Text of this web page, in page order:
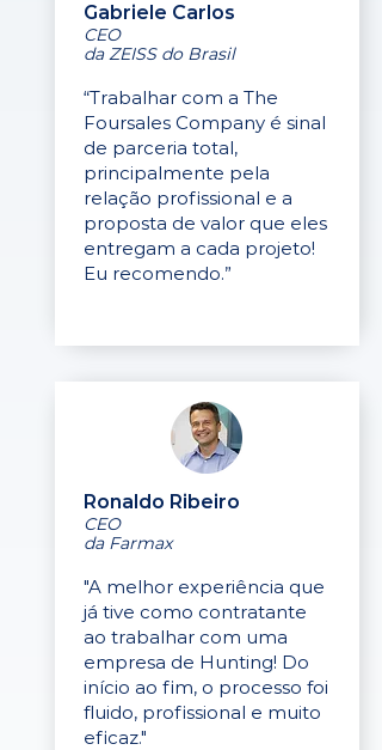
Gabriele Carlos
CEO
da ZEISS do Brasil
“Trabalhar com a The
Foursales Company é sinal
de parceria total,
principalmente pela
relação profissional e a
proposta de valor que eles
entregam a cada projeto!
Eu recomendo.”
Ronaldo Ribeiro
CEO
da Farmax
"A melhor experiência que
já tive como contratante
ao trabalhar com uma
empresa de Hunting! Do
início ao fim, o processo foi
fluido, profissional e muito
eficaz."